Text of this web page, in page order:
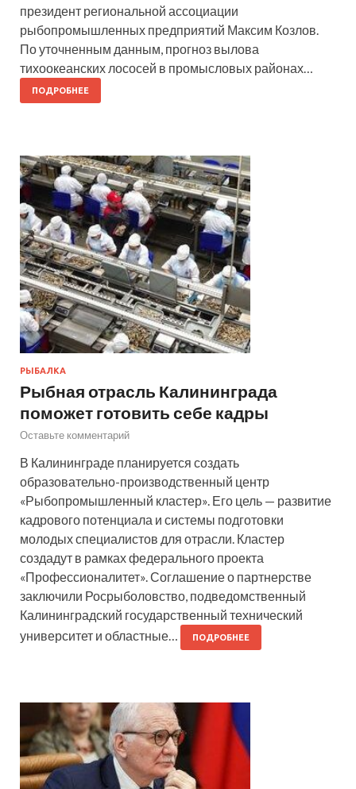
президент региональной ассоциации
рыбопромышленных предприятий Максим Козлов.
По уточненным данным, прогноз вылова
тихоокеанских лососей в промысловых районах…
ПОДРОБНЕЕ
РЫБАЛКА
Рыбная отрасль Калининграда
поможет готовить себе кадры
Оставьте комментарий
В Калининграде планируется создать
образовательно-производственный центр
«Рыбопромышленный кластер». Его цель — развитие
кадрового потенциала и системы подготовки
молодых специалистов для отрасли. Кластер
создадут в рамках федерального проекта
«Профессионалитет». Соглашение о партнерстве
заключили Росрыболовство, подведомственный
Калининградский государственный технический
университет и областные…
ПОДРОБНЕЕ